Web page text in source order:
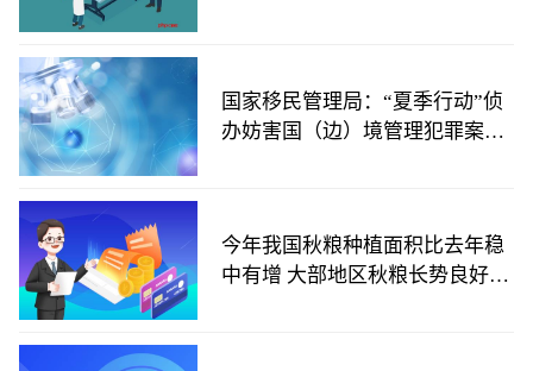
国家移民管理局：“夏季行动”侦
办妨害国（边）境管理犯罪案件
今年我国秋粮种植面积比去年稳
中有增 大部地区秋粮长势良好丰